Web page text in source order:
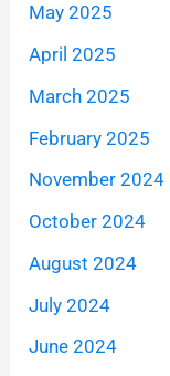
May 2025
April 2025
March 2025
February 2025
November 2024
October 2024
August 2024
July 2024
June 2024